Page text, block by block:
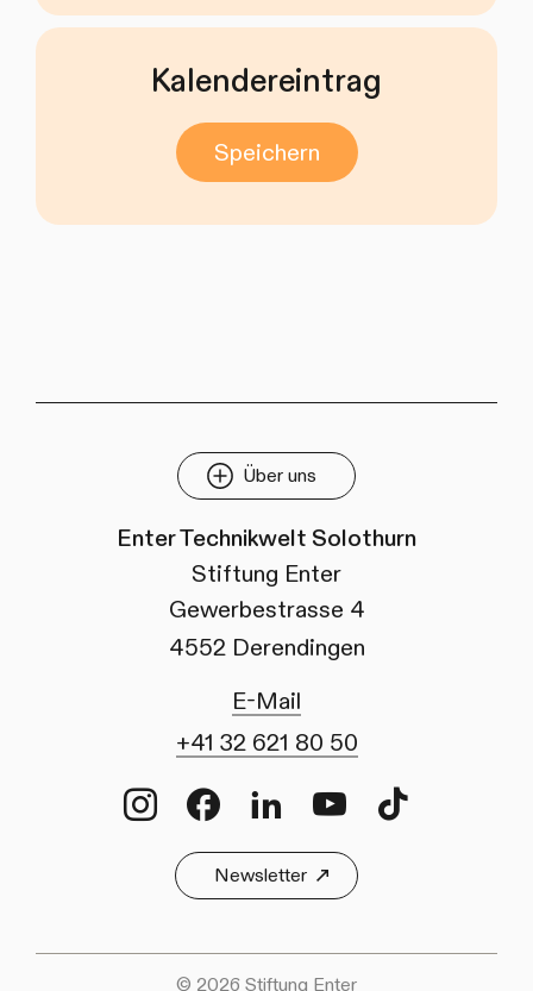
Kalendereintrag
Speichern
Über uns
Enter Technikwelt Solothurn
Stiftung Enter
Gewerbestrasse 4
4552 Derendingen
E-Mail
+41 32 621 80 50
Newsletter
© 2026 Stiftung Enter